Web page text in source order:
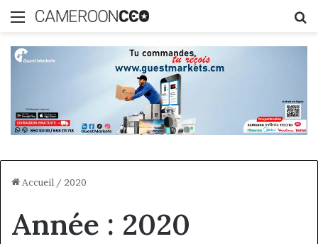
Menu
Accueil / 2020
Année : 2020